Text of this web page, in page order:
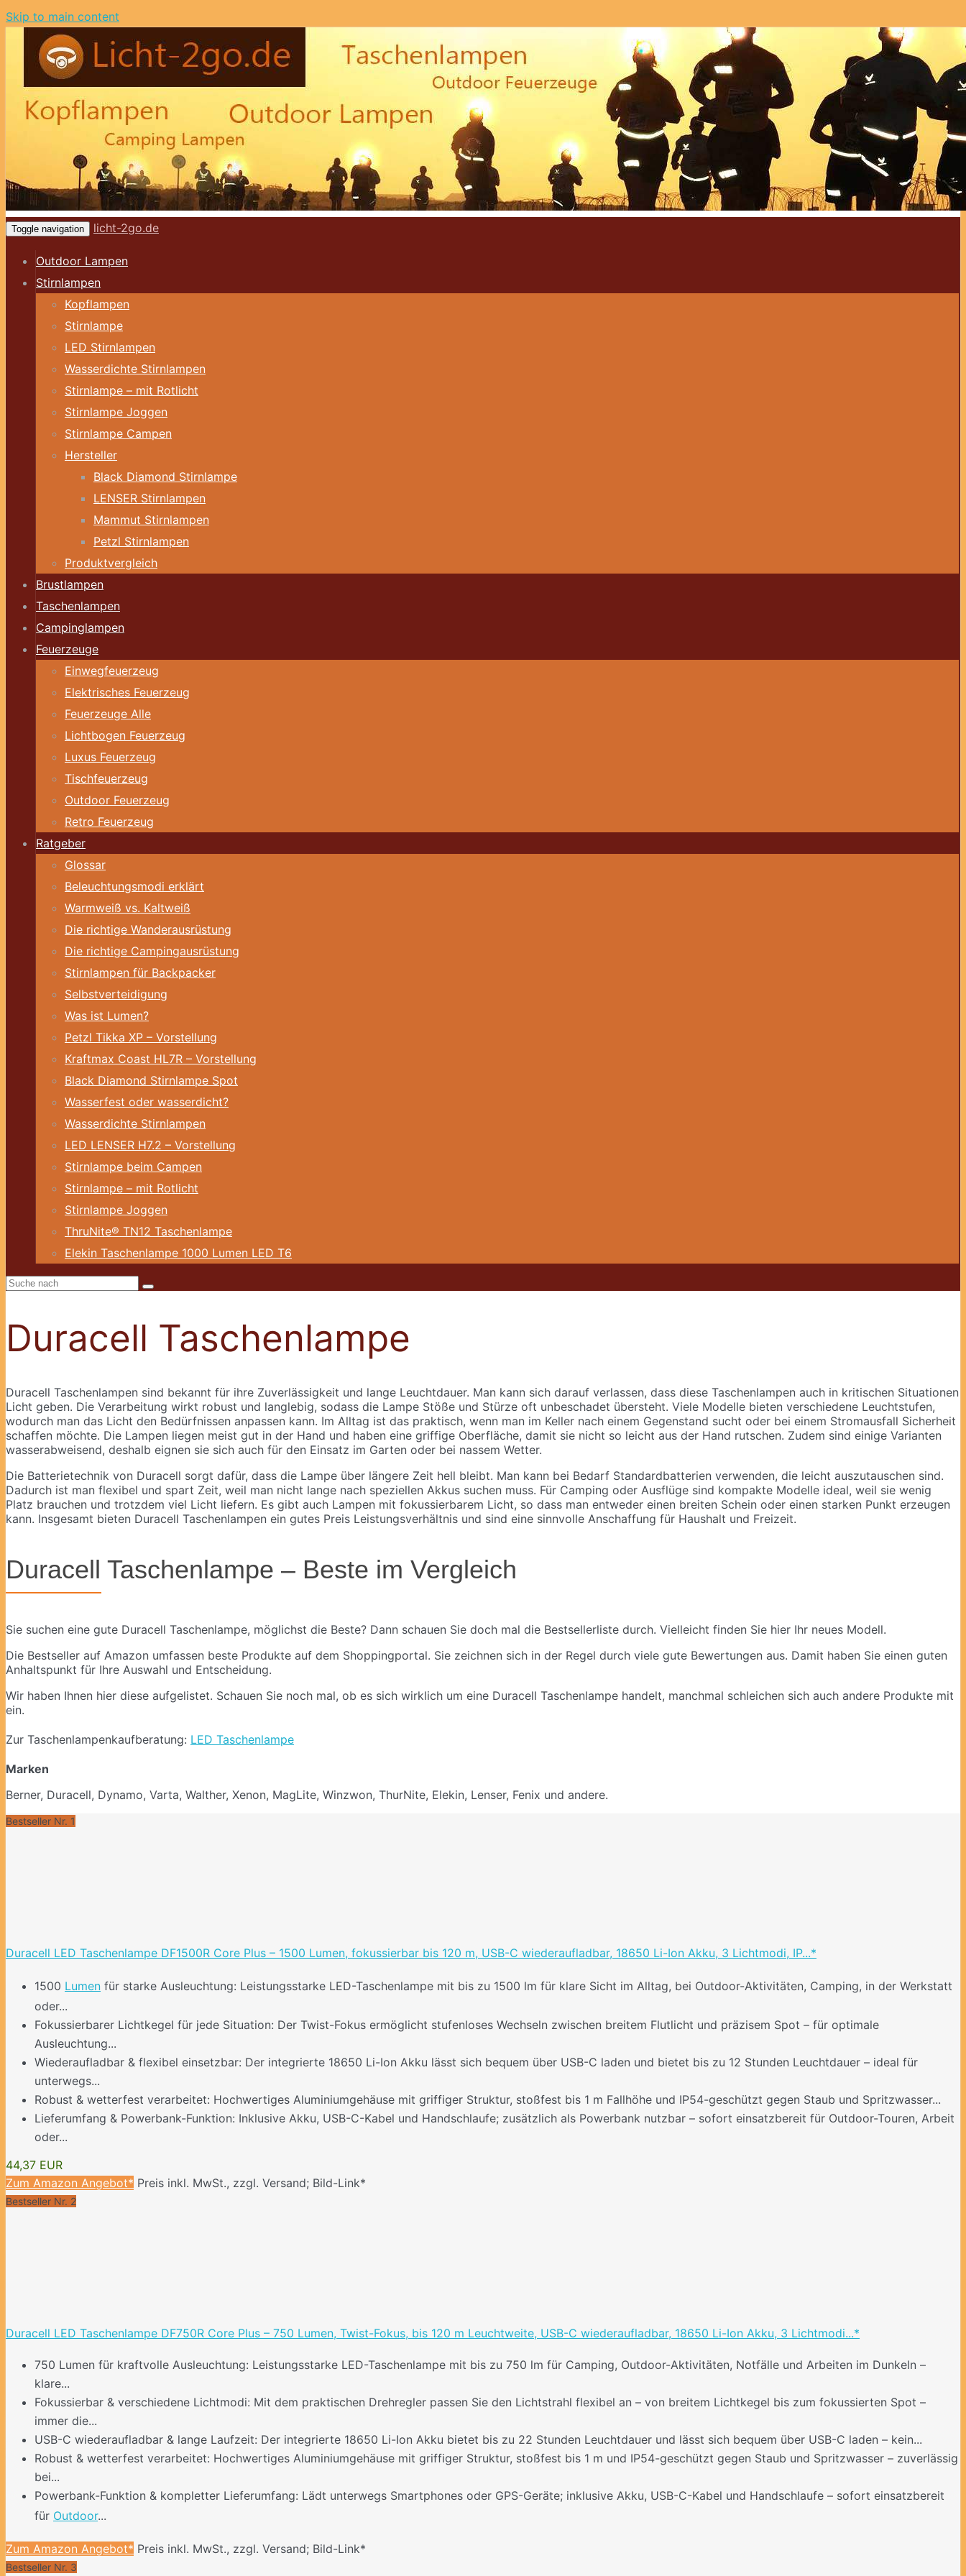
Skip to main content
Toggle navigation licht-2go.de
Outdoor Lampen
Stirnlampen
Kopflampen
Stirnlampe
LED Stirnlampen
Wasserdichte Stirnlampen
Stirnlampe – mit Rotlicht
Stirnlampe Joggen
Stirnlampe Campen
Hersteller
Black Diamond Stirnlampe
LENSER Stirnlampen
Mammut Stirnlampen
Petzl Stirnlampen
Produktvergleich
Brustlampen
Taschenlampen
Campinglampen
Feuerzeuge
Einwegfeuerzeug
Elektrisches Feuerzeug
Feuerzeuge Alle
Lichtbogen Feuerzeug
Luxus Feuerzeug
Tischfeuerzeug
Outdoor Feuerzeug
Retro Feuerzeug
Ratgeber
Glossar
Beleuchtungsmodi erklärt
Warmweiß vs. Kaltweiß
Die richtige Wanderausrüstung
Die richtige Campingausrüstung
Stirnlampen für Backpacker
Selbstverteidigung
Was ist Lumen?
Petzl Tikka XP – Vorstellung
Kraftmax Coast HL7R – Vorstellung
Black Diamond Stirnlampe Spot
Wasserfest oder wasserdicht?
Wasserdichte Stirnlampen
LED LENSER H7.2 – Vorstellung
Stirnlampe beim Campen
Stirnlampe – mit Rotlicht
Stirnlampe Joggen
ThruNite® TN12 Taschenlampe
Elekin Taschenlampe 1000 Lumen LED T6
Duracell Taschenlampe
Duracell Taschenlampen sind bekannt für ihre Zuverlässigkeit und lange Leuchtdauer. Man kann sich darauf verlassen, dass diese Taschenlampen auch in kritischen Situationen
Licht geben. Die Verarbeitung wirkt robust und langlebig, sodass die Lampe Stöße und Stürze oft unbeschadet übersteht. Viele Modelle bieten verschiedene Leuchtstufen,
wodurch man das Licht den Bedürfnissen anpassen kann. Im Alltag ist das praktisch, wenn man im Keller nach einem Gegenstand sucht oder bei einem Stromausfall Sicherheit
schaffen möchte. Die Lampen liegen meist gut in der Hand und haben eine griffige Oberfläche, damit sie nicht so leicht aus der Hand rutschen. Zudem sind einige Varianten
wasserabweisend, deshalb eignen sie sich auch für den Einsatz im Garten oder bei nassem Wetter.
Die Batterietechnik von Duracell sorgt dafür, dass die Lampe über längere Zeit hell bleibt. Man kann bei Bedarf Standardbatterien verwenden, die leicht auszutauschen sind.
Dadurch ist man flexibel und spart Zeit, weil man nicht lange nach speziellen Akkus suchen muss. Für Camping oder Ausflüge sind kompakte Modelle ideal, weil sie wenig
Platz brauchen und trotzdem viel Licht liefern. Es gibt auch Lampen mit fokussierbarem Licht, so dass man entweder einen breiten Schein oder einen starken Punkt erzeugen
kann. Insgesamt bieten Duracell Taschenlampen ein gutes Preis Leistungsverhältnis und sind eine sinnvolle Anschaffung für Haushalt und Freizeit.
Duracell Taschenlampe – Beste im Vergleich
Sie suchen eine gute Duracell Taschenlampe, möglichst die Beste? Dann schauen Sie doch mal die Bestsellerliste durch. Vielleicht finden Sie hier Ihr neues Modell.
Die Bestseller auf Amazon umfassen beste Produkte auf dem Shoppingportal. Sie zeichnen sich in der Regel durch viele gute Bewertungen aus. Damit haben Sie einen guten
Anhaltspunkt für Ihre Auswahl und Entscheidung.
Wir haben Ihnen hier diese aufgelistet. Schauen Sie noch mal, ob es sich wirklich um eine Duracell Taschenlampe handelt, manchmal schleichen sich auch andere Produkte mit
ein.
Zur Taschenlampenkaufberatung: LED Taschenlampe
Marken
Berner, Duracell, Dynamo, Varta, Walther, Xenon, MagLite, Winzwon, ThurNite, Elekin, Lenser, Fenix und andere.
Bestseller Nr. 1
Duracell LED Taschenlampe DF1500R Core Plus – 1500 Lumen, fokussierbar bis 120 m, USB-C wiederaufladbar, 18650 Li-Ion Akku, 3 Lichtmodi, IP...*
1500 Lumen für starke Ausleuchtung: Leistungsstarke LED-Taschenlampe mit bis zu 1500 lm für klare Sicht im Alltag, bei Outdoor-Aktivitäten, Camping, in der Werkstatt
oder...
Fokussierbarer Lichtkegel für jede Situation: Der Twist-Fokus ermöglicht stufenloses Wechseln zwischen breitem Flutlicht und präzisem Spot – für optimale
Ausleuchtung...
Wiederaufladbar & flexibel einsetzbar: Der integrierte 18650 Li-Ion Akku lässt sich bequem über USB-C laden und bietet bis zu 12 Stunden Leuchtdauer – ideal für
unterwegs...
Robust & wetterfest verarbeitet: Hochwertiges Aluminiumgehäuse mit griffiger Struktur, stoßfest bis 1 m Fallhöhe und IP54-geschützt gegen Staub und Spritzwasser...
Lieferumfang & Powerbank-Funktion: Inklusive Akku, USB-C-Kabel und Handschlaufe; zusätzlich als Powerbank nutzbar – sofort einsatzbereit für Outdoor-Touren, Arbeit
oder...
44,37 EUR
Zum Amazon Angebot* Preis inkl. MwSt., zzgl. Versand; Bild-Link*
Bestseller Nr. 2
Duracell LED Taschenlampe DF750R Core Plus – 750 Lumen, Twist-Fokus, bis 120 m Leuchtweite, USB-C wiederaufladbar, 18650 Li-Ion Akku, 3 Lichtmodi...*
750 Lumen für kraftvolle Ausleuchtung: Leistungsstarke LED-Taschenlampe mit bis zu 750 lm für Camping, Outdoor-Aktivitäten, Notfälle und Arbeiten im Dunkeln –
klare...
Fokussierbar & verschiedene Lichtmodi: Mit dem praktischen Drehregler passen Sie den Lichtstrahl flexibel an – von breitem Lichtkegel bis zum fokussierten Spot –
immer die...
USB-C wiederaufladbar & lange Laufzeit: Der integrierte 18650 Li-Ion Akku bietet bis zu 22 Stunden Leuchtdauer und lässt sich bequem über USB-C laden – kein...
Robust & wetterfest verarbeitet: Hochwertiges Aluminiumgehäuse mit griffiger Struktur, stoßfest bis 1 m und IP54-geschützt gegen Staub und Spritzwasser – zuverlässig
bei...
Powerbank-Funktion & kompletter Lieferumfang: Lädt unterwegs Smartphones oder GPS-Geräte; inklusive Akku, USB-C-Kabel und Handschlaufe – sofort einsatzbereit
für Outdoor...
Zum Amazon Angebot* Preis inkl. MwSt., zzgl. Versand; Bild-Link*
Bestseller Nr. 3